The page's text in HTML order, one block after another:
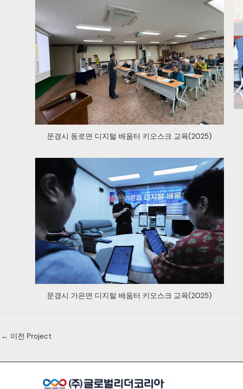
문경시 동로면 디지털 배움터 키오스크 교육(2025)
문경시 가은면 디지털 배움터 키오스크 교육(2025)
← 이전 Project